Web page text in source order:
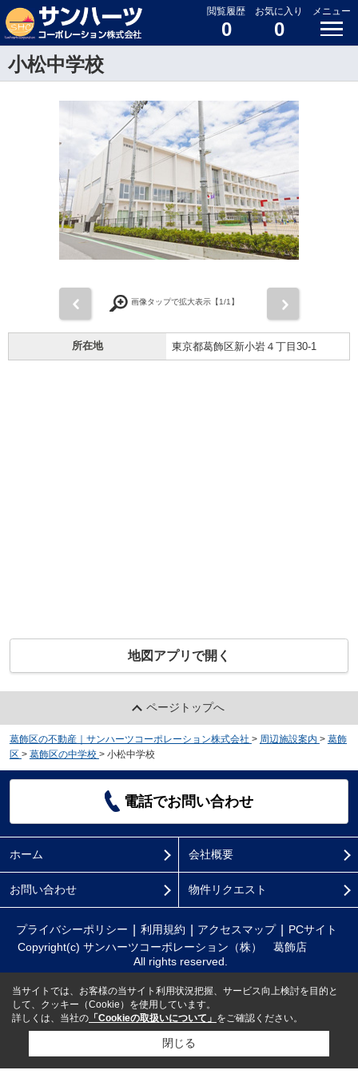
閲覧履歴
0
お気に入り
0
メニュー
小松中学校
画像タップで拡大表示【1/1】
所在地 東京都葛飾区新小岩４丁目30-1
地図アプリで開く
ページトップへ
葛飾区の不動産｜サンハーツコーポレーション株式会社 > 周辺施設案内 > 葛飾
区 > 葛飾区の中学校 > 小松中学校
電話でお問い合わせ
ホーム 会社概要
お問い合わせ 物件リクエスト
プライバシーポリシー 利用規約 アクセスマップ
PCサイト
Copyright(c) サンハーツコーポレーション（株） 葛飾店
All rights reserved.
当サイトでは、お客様の当サイト利用状況把握、サービス向上検討を目的と
して、クッキー（Cookie）を使用しています。
詳しくは、当社の 「Cookieの取扱いについて」 をご確認ください。
閉じる